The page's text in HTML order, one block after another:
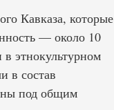
Кавказа, которые
— около 10
этнокультурном
в состав
под общим